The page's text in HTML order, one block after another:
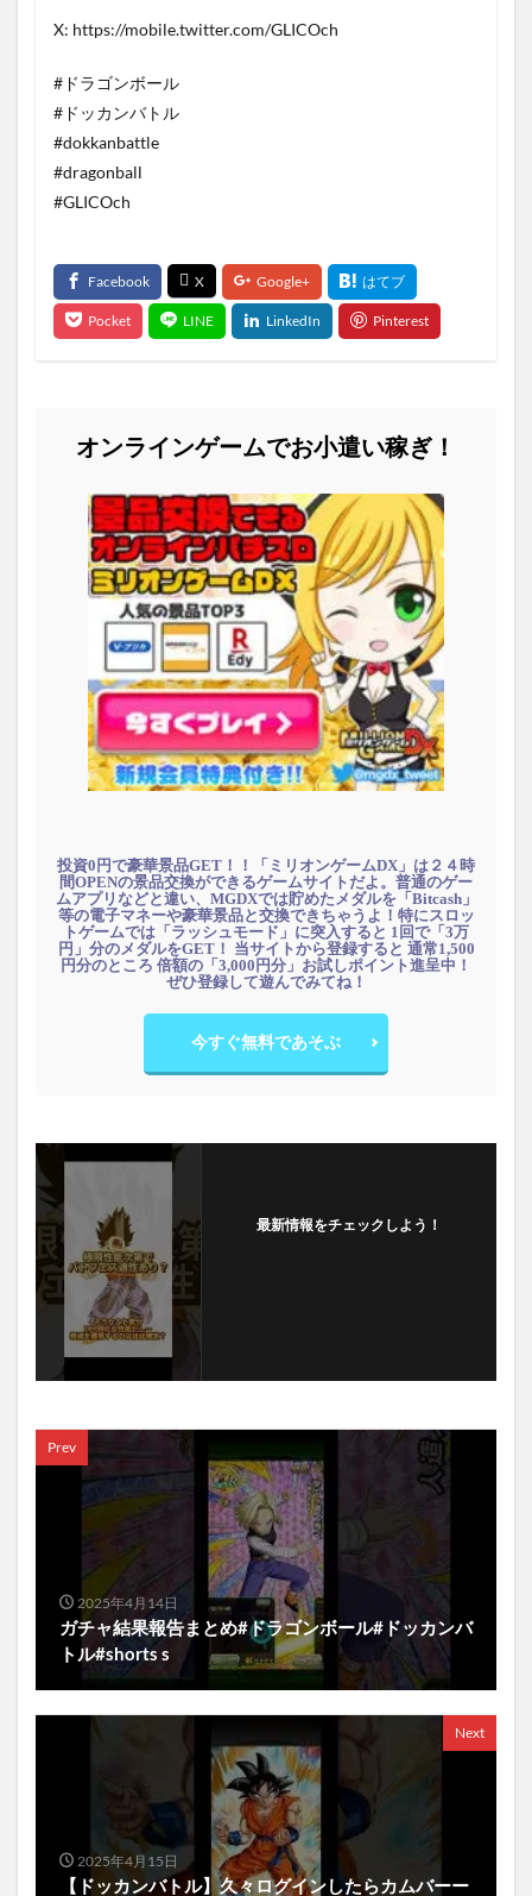
X: https://mobile.twitter.com/GLICOch
#ドラゴンボール
#ドッカンバトル
#dokkanbattle
#dragonball
#GLICOch
オンラインゲームでお小遣い稼ぎ！
投資0円で豪華景品GET！！「ミリオンゲームDX」は２４時
間OPENの景品交換ができるゲームサイトだよ。普通のゲー
ムアプリなどと違い、MGDXでは貯めたメダルを「Bitcash」
等の電子マネーや豪華景品と交換できちゃうよ！特にスロッ
トゲームでは「ラッシュモード」に突入すると 1回で「3万
円」分のメダルをGET！ 当サイトから登録すると 通常1,500
円分のところ 倍額の「3,000円分」お試しポイント進呈中！
ぜひ登録して遊んでみてね！
今すぐ無料であそぶ
最新情報をチェックしよう！
Prev
2025年4月14日
ガチャ結果報告まとめ#ドラゴンボール#ドッカンバ
トル#shorts s
Next
2025年4月15日
【ドッカンバトル】久々ログインしたらカムバーー